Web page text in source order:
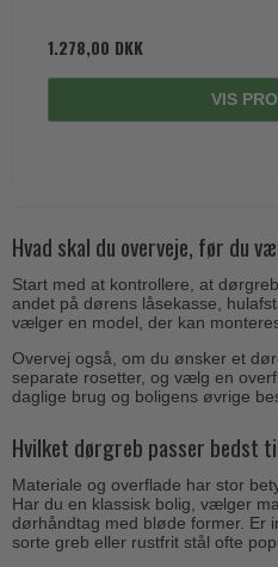
1.278,00 DKK
VIS
Hvad skal du overveje, før du
Start med at kontrollere, at
andet på dørens låsekasse,
vælger en model, der kan
Overvej også, om du ønsker et
separate rosetter, og vælg en
daglige brug og boligens øvrige
Hvilket dørgreb passer bedst
Materiale og overflade har stor
Har du en klassisk bolig, vælger
dørhåndtag med bløde former. Er
sorte greb eller rustfrit stål ofte